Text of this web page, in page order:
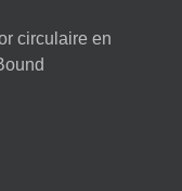
circulaire en